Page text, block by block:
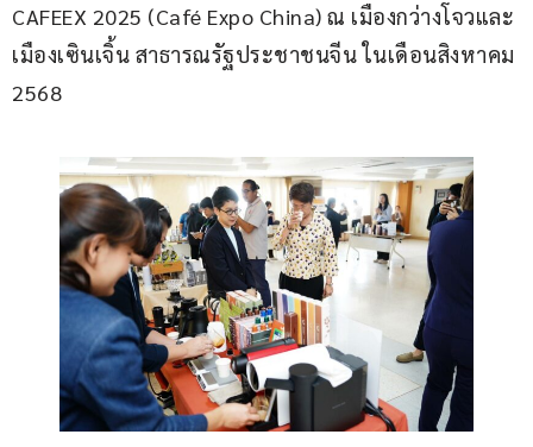
CAFEEX 2025 (Café Expo China) ณ เมืองกว่างโจวและ
เมืองเซินเจิ้น สาธารณรัฐประชาชนจีน ในเดือนสิงหาคม
2568